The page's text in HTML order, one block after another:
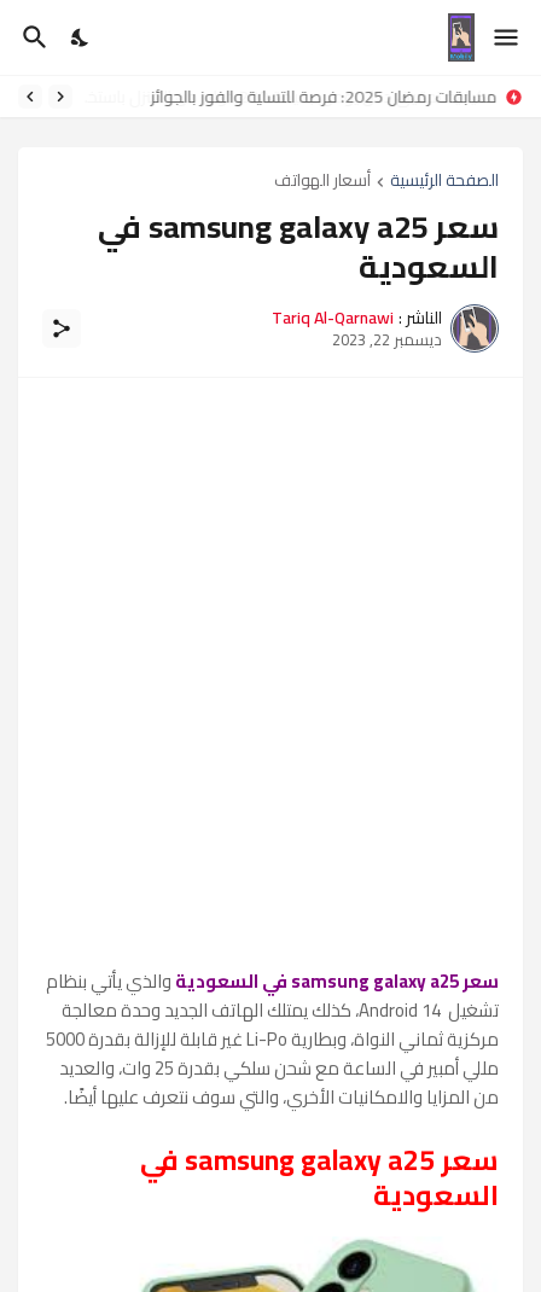
مسابقات رمضان 2025: فرصة للتسلية والفوز بالجوائز
الصفحة الرئيسية أسعار الهواتف
سعر samsung galaxy a25 في
السعودية
الناشر :Tariq Al-Qarnawi
ديسمبر 22, 2023
سعر samsung galaxy a25 في السعودية والذييأتي بنظام
تشغيل Android 14، كذلك يمتلك الهاتف الجديد وحدة معالجة
مركزية ثماني النواة، وبطاريةLi-Po
غير قابلة للإزالة بقدرة 5000
مللي أمبير في الساعة مع شحن سلكي بقدرة 25 وات، والعديد
من المزايا والامكانيات الأخري، والتي سوف نتعرف عليها أيضًا.
سعر samsung galaxy a25 في
السعودية